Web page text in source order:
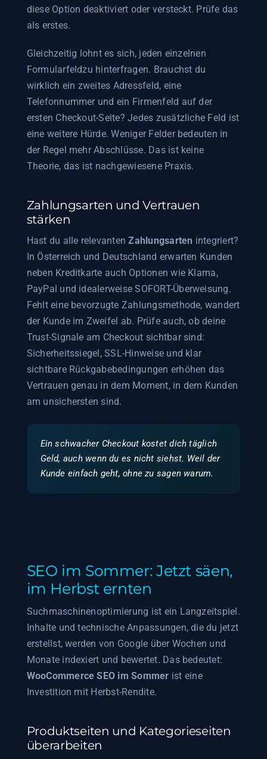
diese Option deaktiviert oder versteckt. Prüfe das
als erstes.
Gleichzeitig lohnt es sich, jeden einzelnen
Formularfeldzu hinterfragen. Brauchst du
wirklich ein zweites Adressfeld, eine
Telefonnummer und ein Firmenfeld auf der
ersten Checkout-Seite? Jedes zusätzliche Feld ist
eine weitere Hürde. Weniger Felder bedeuten in
der Regel mehr Abschlüsse. Das ist keine
Theorie, das ist nachgewiesene Praxis.
Zahlungsarten und Vertrauen
stärken
Hast du alle relevantenZahlungsarten integriert?
In Österreich und Deutschland erwarten Kunden
neben Kreditkarte auch Optionen wie Klarna,
PayPal und idealerweise SOFORT-Überweisung.
Fehlt eine bevorzugte Zahlungsmethode, wandert
der Kunde im Zweifel ab. Prüfe auch, ob deine
Trust-Signale am Checkout sichtbar sind:
Sicherheitssiegel, SSL-Hinweise und klar
sichtbare Rückgabebedingungen erhöhen das
Vertrauen genau in dem Moment, in dem Kunden
am unsichersten sind.
Ein schwacher Checkout kostet dich täglich
Geld, auch wenn du es nicht siehst. Weil der
Kunde einfach geht, ohne zu sagen warum.
SEO im Sommer: Jetzt säen,
im Herbst ernten
Suchmaschinenoptimierung ist ein Langzeitspiel.
Inhalte und technische Anpassungen, die du jetzt
erstellst, werden von Google über Wochen und
Monate indexiert und bewertet. Das bedeutet:
WooCommerce SEO im Sommer ist eine
Investition mit Herbst-Rendite.
Produktseiten und Kategorieseiten
überarbeiten